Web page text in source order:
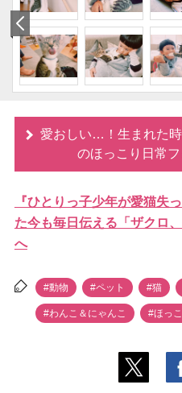
愛おしい…！生まれた
のほっこり日常
『ひとりっ子少年が愛猫失
た今も毎日伝える「ザクロ
へ
#動物 #ペット #猫
#わんこ＆にゃんこ #ほっ